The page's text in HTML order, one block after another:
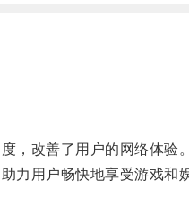
改善了用户的网络体验。
用户畅快地享受游戏和娱